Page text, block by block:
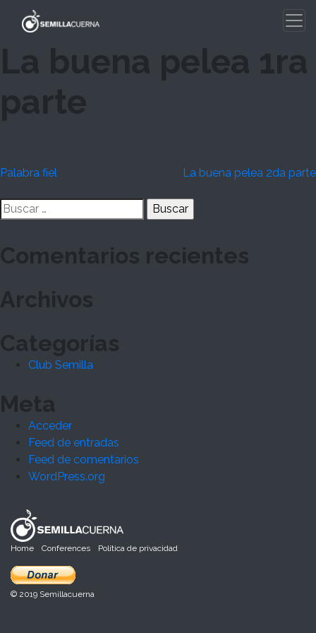
La buena pelea 1ra
parte
Navegación
de
Palabra fiel La buena pelea 2da parte
Buscar:
Comentarios recientes
Archivos
Categorías
Club Semilla
Meta
Acceder
Feed de entradas
Feed de comentarios
WordPress.org
Home Conferences Política de privacidad
© 2019 Semillacuerna